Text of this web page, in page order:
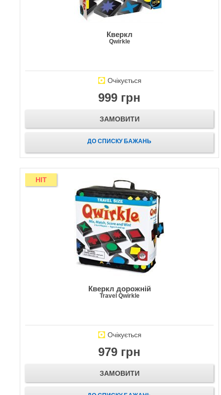
Кверкл
Qwirkle
Очікується
999 грн
ЗАМОВИТИ
ДО СПИСКУ БАЖАНЬ
HIT
Кверкл дорожній
Travel Qwirkle
Очікується
979 грн
ЗАМОВИТИ